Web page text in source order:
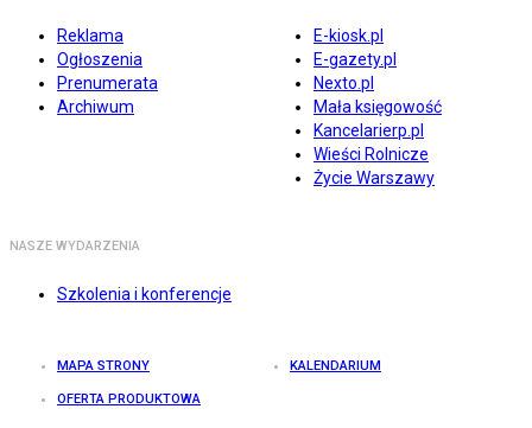
Reklama
Ogłoszenia
Prenumerata
Archiwum
E-kiosk.pl
E-gazety.pl
Nexto.pl
Mała księgowość
Kancelarierp.pl
Wieści Rolnicze
Życie Warszawy
NASZE WYDARZENIA
Szkolenia i konferencje
MAPA STRONY KALENDARIUM
OFERTA PRODUKTOWA